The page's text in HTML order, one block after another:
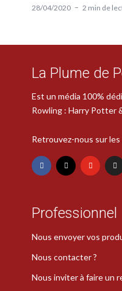
28/04/2020 2 min de
La Plume de
Est un média 100%
Rowling : Harry Potter
Retrouvez-nous sur
Professionnel
Nous envoyer vos
Nous contacter ?
Nous inviter à faire un